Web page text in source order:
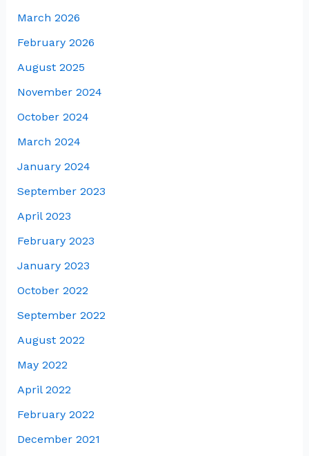
March 2026
February 2026
August 2025
November 2024
October 2024
March 2024
January 2024
September 2023
April 2023
February 2023
January 2023
October 2022
September 2022
August 2022
May 2022
April 2022
February 2022
December 2021